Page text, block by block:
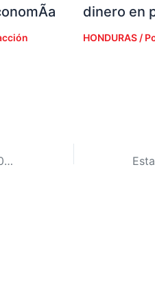
dinero en
HONDURAS/
Piedad Huerta asegura 424,800 vacunas entre marzo y mayo para Honduras